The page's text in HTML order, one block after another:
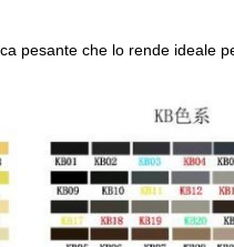
pesante che lo rende ideale